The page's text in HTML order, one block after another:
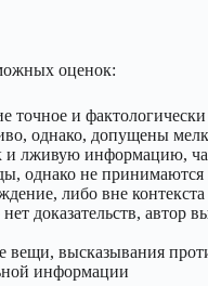
оценок:
точное и
однако, допущены
лживую информацию,
однако не
либо вне контекста
доказательств, автор
высказывания
информации